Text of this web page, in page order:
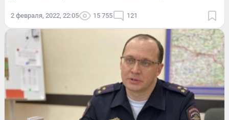
2 февраля, 2022, 22:05 15 755 121